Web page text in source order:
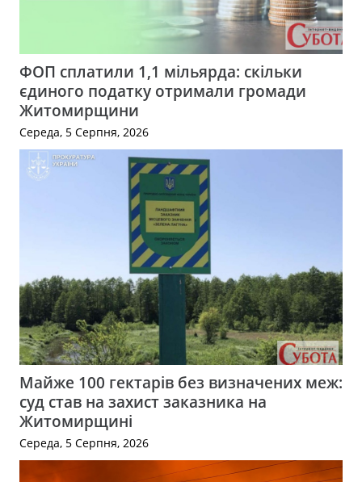
ФОП сплатили 1,1 мільярда: скільки
єдиного податку отримали громади
Житомирщини
Середа, 5 Серпня, 2026
Майже 100 гектарів без визначених меж:
суд став на захист заказника на
Житомирщині
Середа, 5 Серпня, 2026